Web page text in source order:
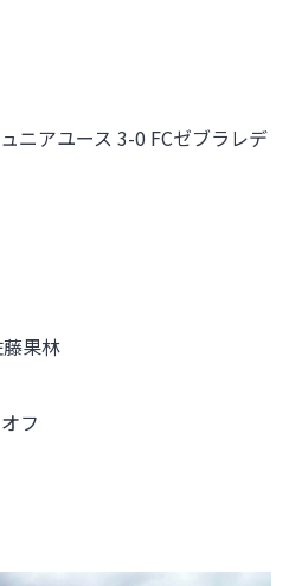
ニアユース 3-0 FCゼブラレデ
果林
フ